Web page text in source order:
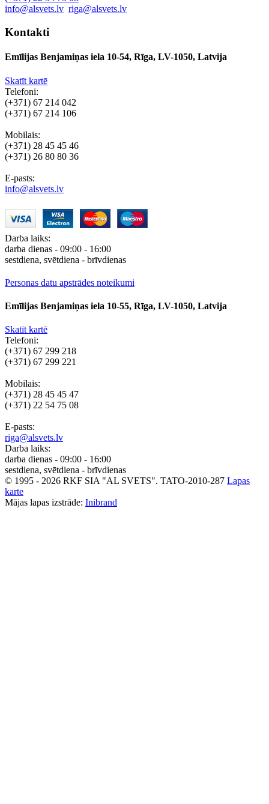
info@alsvets.lv riga@alsvets.lv
Kontakti
Emīlijas Benjamiņas iela 10-54, Rīga, LV-1050, Latvija
Skatīt kartē
Telefoni:
(+371) 67 214 042
(+371) 67 214 106
Mobilais:
(+371) 28 45 45 46
(+371) 26 80 80 36
E-pasts:
info@alsvets.lv
Darba laiks:
darba dienas - 09:00 - 16:00
sestdiena, svētdiena - brīvdienas
Personas datu apstrādes noteikumi
Emīlijas Benjamiņas iela 10-55, Rīga, LV-1050, Latvija
Skatīt kartē
Telefoni:
(+371) 67 299 218
(+371) 67 299 221
Mobilais:
(+371) 28 45 45 47
(+371) 22 54 75 08
E-pasts:
riga@alsvets.lv
Darba laiks:
darba dienas - 09:00 - 16:00
sestdiena, svētdiena - brīvdienas
© 1995 - 2026 RKF SIA "AL SVETS". TATO-2010-287 Lapas
karte
Mājas lapas izstrāde: Inibrand